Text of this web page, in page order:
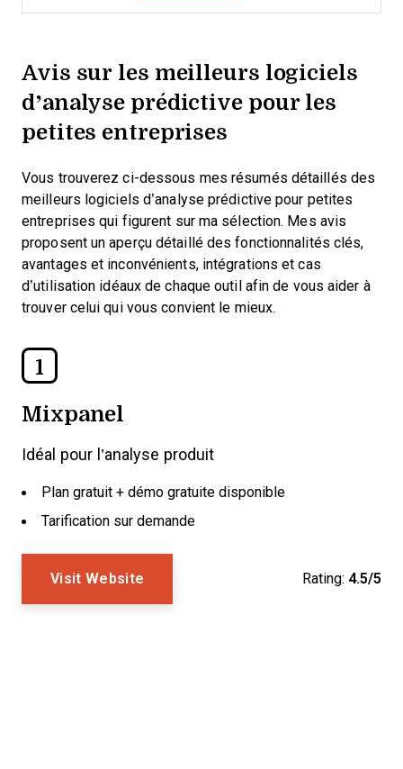
Avis sur les meilleurs logiciels
d’analyse prédictive pour les
petites entreprises
Vous trouverez ci-dessous mes résumés détaillés des
meilleurs logiciels d’analyse prédictive pour petites
entreprises qui figurent sur ma sélection. Mes avis
proposent un aperçu détaillé des fonctionnalités clés,
avantages et inconvénients, intégrations et cas
d’utilisation idéaux de chaque outil afin de vous aider à
trouver celui qui vous convient le mieux.
1
Mixpanel
Idéal pour l’analyse produit
Plan gratuit + démo gratuite disponible
Tarification sur demande
Visit Website Rating: 4.5/5